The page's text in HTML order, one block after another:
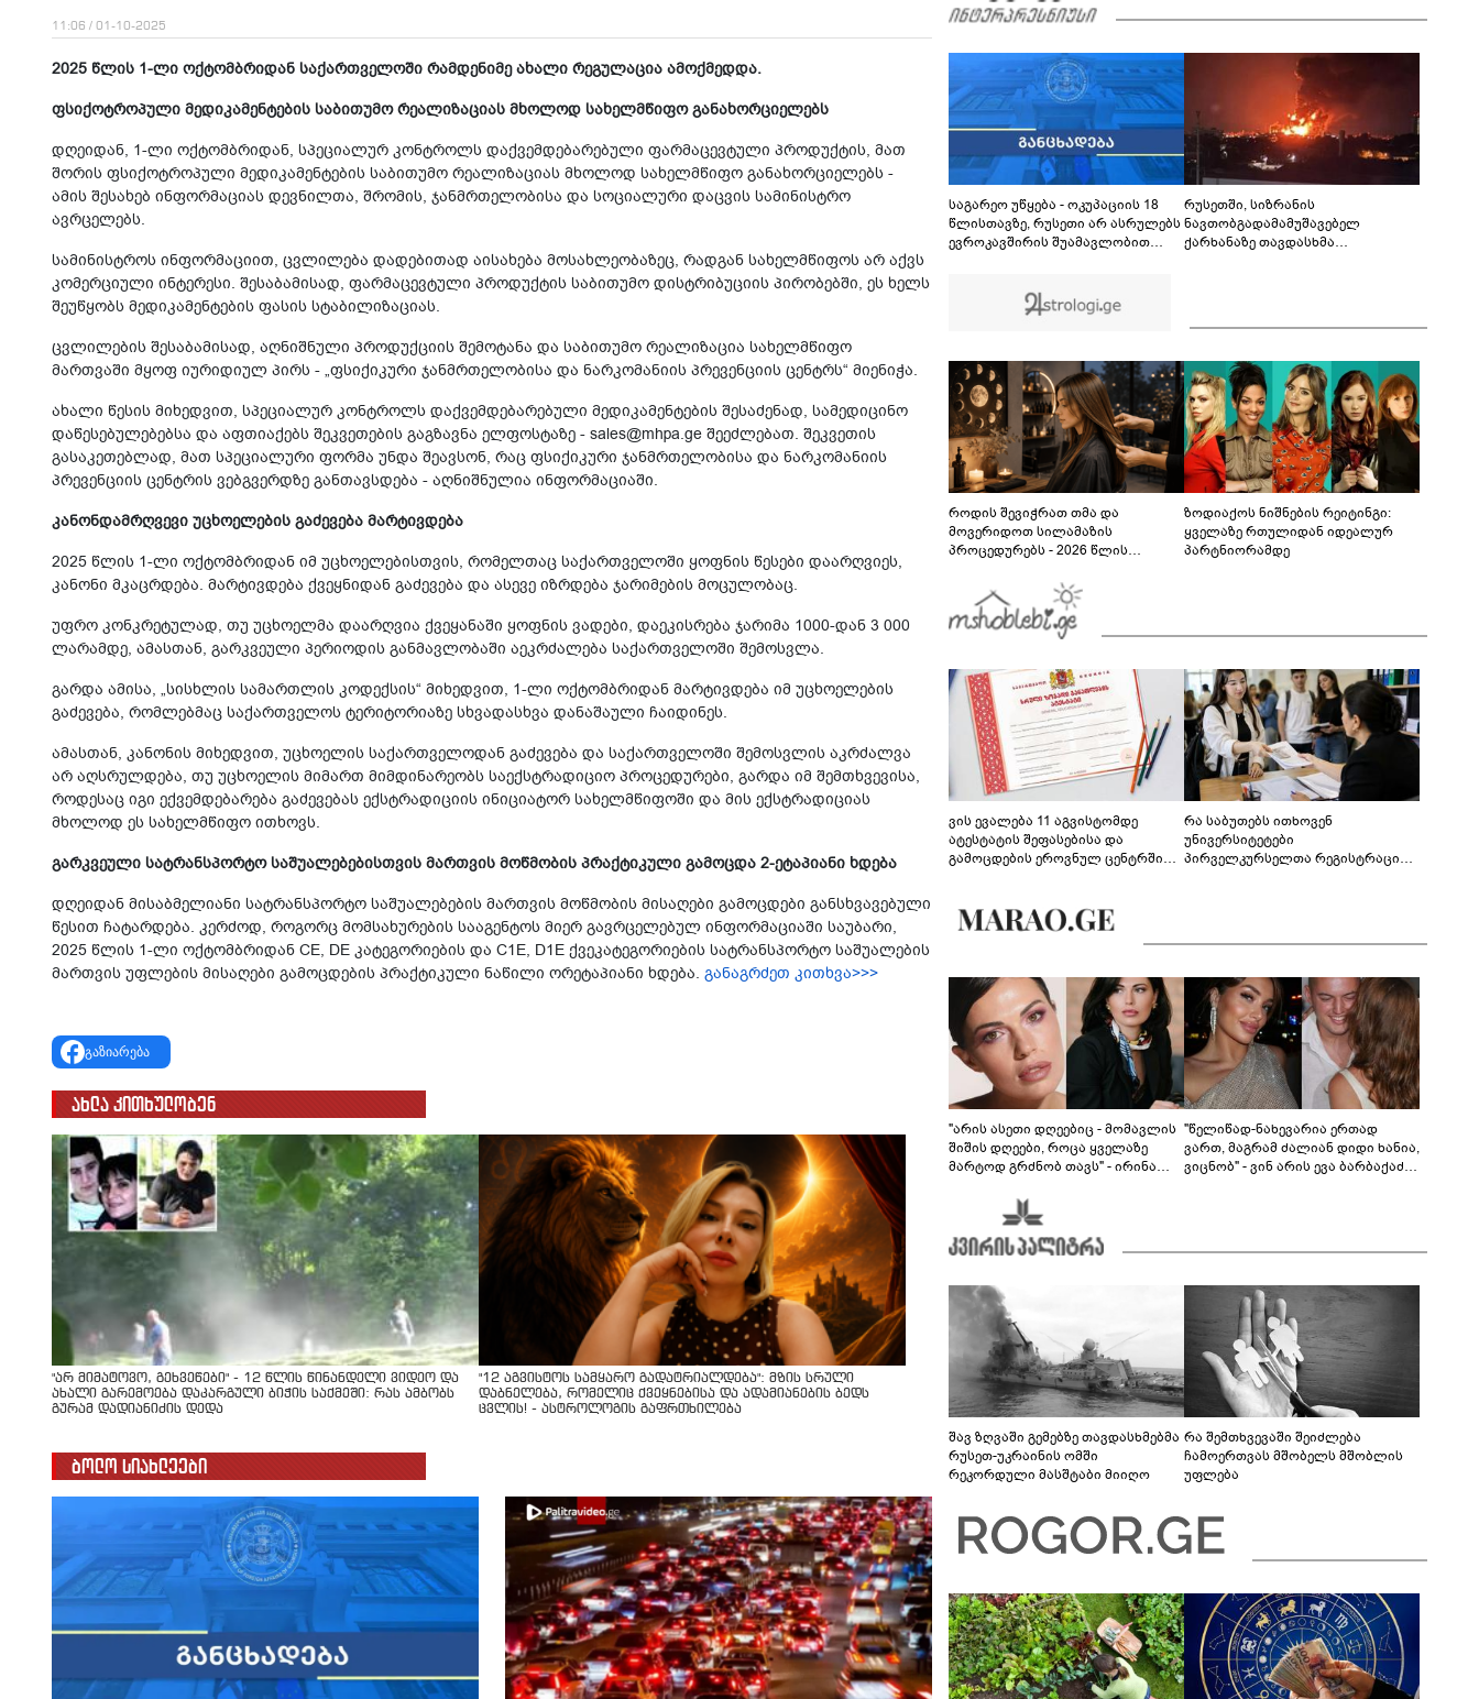
"მარშრუტკის" მძღოლს"
"ამ ვიდეოს ნახვის შემდეგ, როდესაც დავურეკე
გურამის დედას ცალსახად განაცხადა..." - რას
ამბობს ადვოკატი ტარიელ კაკაბაძე?
00:29
"- გათა***ბულო, წადი და დაწერე განცხადება
თუ დანაშაულს ჩავდივარ...- მემუქრები?" -
სოციალურ ქსელში სკანდალური კადრები
ვრცელდება
11:06 / 01-10-2025
2025 წლის 1-ლი ოქტომბრიდან საქართველოში რამდენიმე ახალი რეგულაცია ამოქმედდა.
ფსიქოტროპული მედიკამენტების საბითუმო რეალიზაციას მხოლოდ სახელმწიფო განახორციელებს
დღეიდან, 1-ლი ოქტომბრიდან, სპეციალურ კონტროლს დაქვემდებარებული ფარმაცევტული პროდუქტის, მათ
შორის ფსიქოტროპული მედიკამენტების საბითუმო რეალიზაციას მხოლოდ სახელმწიფო განახორციელებს -
ამის შესახებ ინფორმაციას დევნილთა, შრომის, ჯანმრთელობისა და სოციალური დაცვის სამინისტრო
ავრცელებს.
სამინისტროს ინფორმაციით, ცვლილება დადებითად აისახება მოსახლეობაზეც, რადგან სახელმწიფოს არ აქვს
კომერციული ინტერესი. შესაბამისად, ფარმაცევტული პროდუქტის საბითუმო დისტრიბუციის პირობებში, ეს ხელს
შეუწყობს მედიკამენტების ფასის სტაბილიზაციას.
ცვლილების შესაბამისად, აღნიშნული პროდუქციის შემოტანა და საბითუმო რეალიზაცია სახელმწიფო
მართვაში მყოფ იურიდიულ პირს - „ფსიქიკური ჯანმრთელობისა და ნარკომანიის პრევენციის ცენტრს“ მიენიჭა.
ახალი წესის მიხედვით, სპეციალურ კონტროლს დაქვემდებარებული მედიკამენტების შესაძენად, სამედიცინო
დაწესებულებებსა და აფთიაქებს შეკვეთების გაგზავნა ელფოსტაზე - sales@mhpa.ge შეეძლებათ. შეკვეთის
გასაკეთებლად, მათ სპეციალური ფორმა უნდა შეავსონ, რაც ფსიქიკური ჯანმრთელობისა და ნარკომანიის
პრევენციის ცენტრის ვებგვერდზე განთავსდება - აღნიშნულია ინფორმაციაში.
კანონდამრღვევი უცხოელების გაძევება მარტივდება
2025 წლის 1-ლი ოქტომბრიდან იმ უცხოელებისთვის, რომელთაც საქართველოში ყოფნის წესები დაარღვიეს,
კანონი მკაცრდება. მარტივდება ქვეყნიდან გაძევება და ასევე იზრდება ჯარიმების მოცულობაც.
უფრო კონკრეტულად, თუ უცხოელმა დაარღვია ქვეყანაში ყოფნის ვადები, დაეკისრება ჯარიმა 1000-დან 3 000
ლარამდე, ამასთან, გარკვეული პერიოდის განმავლობაში აეკრძალება საქართველოში შემოსვლა.
გარდა ამისა, „სისხლის სამართლის კოდექსის“ მიხედვით, 1-ლი ოქტომბრიდან მარტივდება იმ უცხოელების
გაძევება, რომლებმაც საქართველოს ტერიტორიაზე სხვადასხვა დანაშაული ჩაიდინეს.
ამასთან, კანონის მიხედვით, უცხოელის საქართველოდან გაძევება და საქართველოში შემოსვლის აკრძალვა
არ აღსრულდება, თუ უცხოელის მიმართ მიმდინარეობს საექსტრადიციო პროცედურები, გარდა იმ შემთხვევისა,
როდესაც იგი ექვემდებარება გაძევებას ექსტრადიციის ინიციატორ სახელმწიფოში და მის ექსტრადიციას
მხოლოდ ეს სახელმწიფო ითხოვს.
გარკვეული სატრანსპორტო საშუალებებისთვის მართვის მოწმობის პრაქტიკული გამოცდა 2-ეტაპიანი ხდება
დღეიდან მისაბმელიანი სატრანსპორტო საშუალებების მართვის მოწმობის მისაღები გამოცდები განსხვავებული
წესით ჩატარდება. კერძოდ, როგორც მომსახურების სააგენტოს მიერ გავრცელებულ ინფორმაციაში საუბარი,
2025 წლის 1-ლი ოქტომბრიდან CE, DE კატეგორიების და C1E, D1E ქვეკატეგორიების სატრანსპორტო საშუალების
მართვის უფლების მისაღები გამოცდების პრაქტიკული ნაწილი ორეტაპიანი ხდება. განაგრძეთ კითხვა>>>
გაზიარება
ახლა კითხულობენ
"არ მიმატოვო, გეხვეწები" - 12 წლის წინანდელი ვიდეო და
ახალი გარემოება დაკარგული ბიჭის საქმეში: რას ამბობს
გურამ დადიანიძის დედა
"12 აგვისტოს სამყარო გადატრიალდება": მზის სრული
დაბნელება, რომელიც ქვეყნებისა და ადამიანების ბედს
ცვლის! - ასტროლოგის გაფრთხილება
ბოლო სიახლეები
საგარეო უწყება - ოკუპაციის 18
წლისთავზე, რუსეთი არ ასრულებს
ევროკავშირის შუამავლობით
მეტიც, აფართოებს საკუთარ
უკანონო კონტროლს ოკუპირებულ
რუსეთში, სიზრანის
ნავთობგადამამუშავებელ
ქარხანაზე თავდასხმა
როდის შევიჭრათ თმა და
მოვერიდოთ სილამაზის
პროცედურებს - 2026 წლის
გზამკვლევი
ზოდიაქოს ნიშნების რეიტინგი:
ყველაზე რთულიდან იდეალურ
პარტნიორამდე
ვის ევალება 11 აგვისტომდე
ატესტატის შეფასებისა და
გამოცდების ეროვნულ ცენტრში
რა საბუთებს ითხოვენ
უნივერსიტეტები
პირველკურსელთა რეგისტრაციის
"არის ასეთი დღეებიც - მომავლის
შიშის დღეები, როცა ყველაზე
მარტოდ გრძნობ თავს" - ირინა
"წელიწად-ნახევარია ერთად
ვართ, მაგრამ ძალიან დიდი ხანია,
ვიცნობ" - ვინ არის ევა ბარბაქაძის
შავ ზღვაში გემებზე თავდასხმებმა
რუსეთ-უკრაინის ომში
რეკორდული მასშტაბი მიიღო
რა შემთხვევაში შეიძლება
ჩამოერთვას მშობელს მშობლის
უფლება